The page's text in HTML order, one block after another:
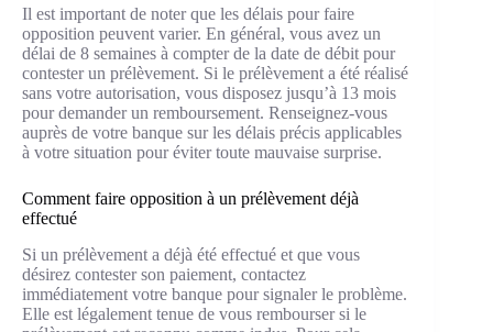
Il est important de noter que les délais pour faire
opposition peuvent varier. En général, vous avez un
délai de 8 semaines à compter de la date de débit pour
contester un prélèvement. Si le prélèvement a été réalisé
sans votre autorisation, vous disposez jusqu’à 13 mois
pour demander un remboursement. Renseignez-vous
auprès de votre banque sur les délais précis applicables
à votre situation pour éviter toute mauvaise surprise.
Comment faire opposition à un prélèvement déjà
effectué
Si un prélèvement a déjà été effectué et que vous
désirez contester son paiement, contactez
immédiatement votre banque pour signaler le problème.
Elle est légalement tenue de vous rembourser si le